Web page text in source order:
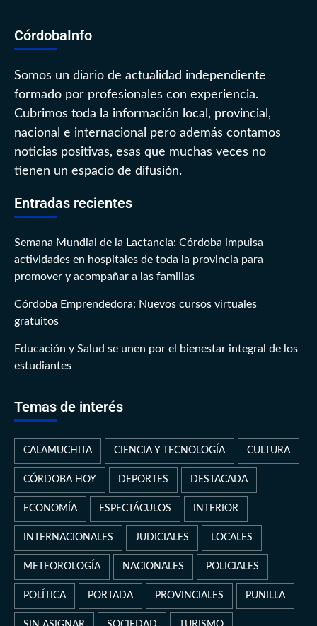
CórdobaInfo
Somos un diario de actualidad independiente
formado por profesionales con experiencia.
Cubrimos toda la información local, provincial,
nacional e internacional pero además contamos
noticias positivas, esas que muchas veces no
tienen un espacio de difusión.
Entradas recientes
Semana Mundial de la Lactancia: Córdoba impulsa
actividades en hospitales de toda la provincia para
promover y acompañar a las familias
Córdoba Emprendedora: Nuevos cursos virtuales
gratuitos
Educación y Salud se unen por el bienestar integral de los
estudiantes
Temas de interés
CALAMUCHITA CIENCIA Y TECNOLOGÍA CULTURA
CÓRDOBA HOY DEPORTES DESTACADA
ECONOMÍA ESPECTÁCULOS INTERIOR
INTERNACIONALES JUDICIALES LOCALES
METEOROLOGÍA NACIONALES POLICIALES
POLÍTICA PORTADA PROVINCIALES PUNILLA